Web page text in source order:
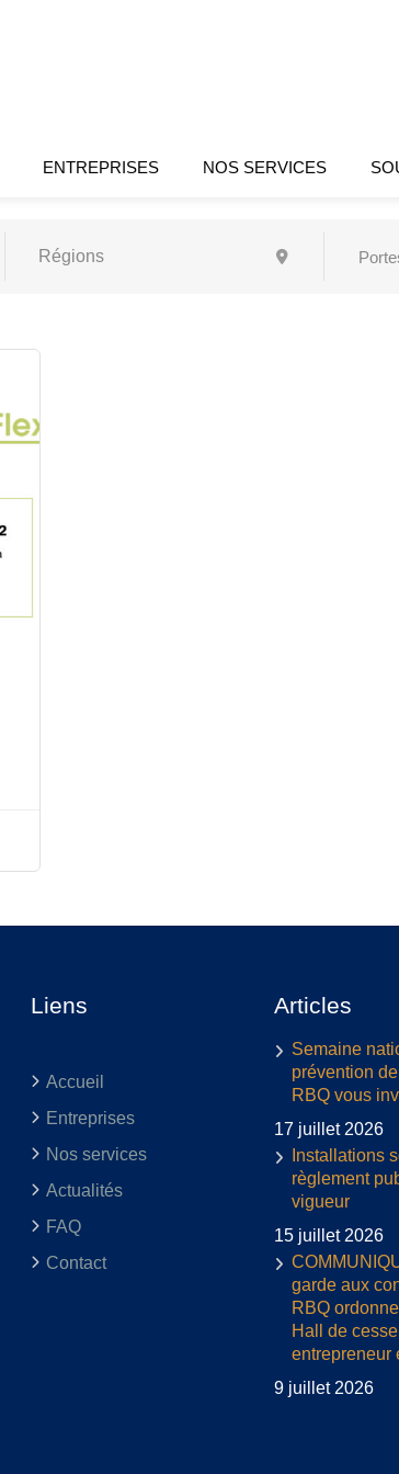
ENTREPRISES NOS SERVICES
Liens
Accueil
Entreprises
Nos services
Actualités
FAQ
Contact
Articles
Semaine
prévention
RBQ vous
17 juillet 2026
Installations
règlement
vigueur
15 juillet 2026
garde aux
RBQ
Hall de
entrepreneur
9 juillet 2026